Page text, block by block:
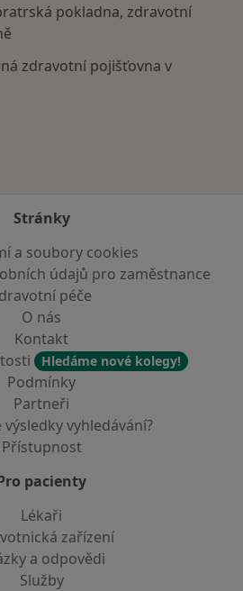
pokladna, zdravotní
zdravotní pojišťovna v
Stránky
a soubory cookies
údajů pro zaměstnance
péče
O nás
Kontakt
Hledáme nové kolegy!
Podmínky
Partneři
výsledky vyhledávání?
Přístupnost
pacienty
Lékaři
zařízení
a odpovědi
Služby